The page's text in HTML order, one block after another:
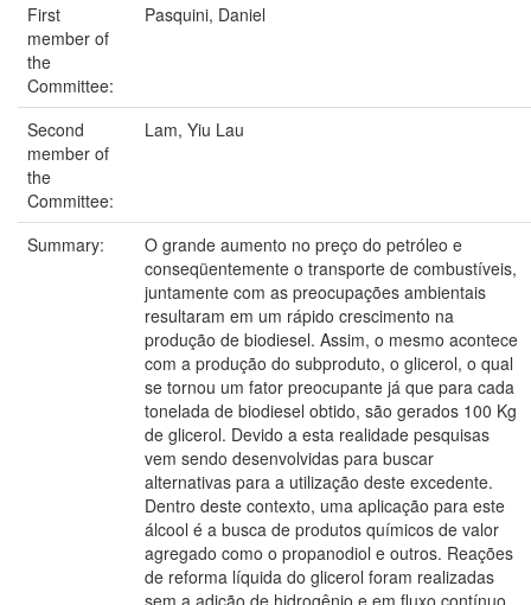
First
member of
the
Committee:
Pasquini, Daniel
Second
member of
the
Committee:
Lam, Yiu Lau
Summary:
O grande aumento no preço do petróleo e
conseqüentemente o transporte de combustíveis,
juntamente com as preocupações ambientais
resultaram em um rápido crescimento na
produção de biodiesel. Assim, o mesmo acontece
com a produção do subproduto, o glicerol, o qual
se tornou um fator preocupante já que para cada
tonelada de biodiesel obtido, são gerados 100 Kg
de glicerol. Devido a esta realidade pesquisas
vem sendo desenvolvidas para buscar
alternativas para a utilização deste excedente.
Dentro deste contexto, uma aplicação para este
álcool é a busca de produtos químicos de valor
agregado como o propanodiol e outros. Reações
de reforma líquida do glicerol foram realizadas
sem a adição de hidrogênio e em fluxo contínuo